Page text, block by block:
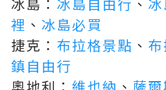
冰島： 冰島自由行 、
裡 、 冰島必買
捷克： 布拉格景點 、
鎮自由行